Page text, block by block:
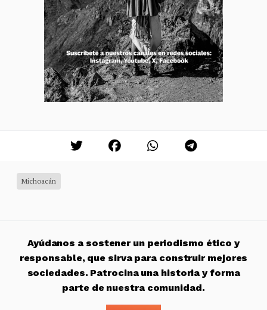
Michoacán
Ayúdanos a sostener un periodismo ético y
responsable, que sirva para construir mejores
sociedades. Patrocina una historia y forma
parte de nuestra comunidad.